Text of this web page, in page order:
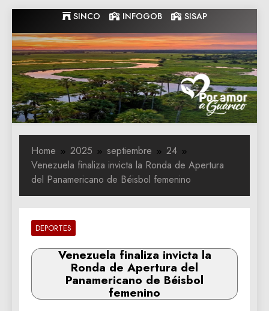
to
content
SINCO INFOGOB SISAP
Gobernacion
de Guarico
Gobernacion de Guarico
Home 2025 septiembre
24
Venezuela finaliza invicta la Ronda de Apertura
del Panamericano de Béisbol femenino
DEPORTES
Venezuela finaliza invicta la
Ronda de Apertura del
Panamericano de Béisbol
femenino